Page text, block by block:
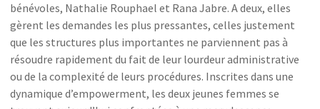
bénévoles, Nathalie Rouphael et Rana Jabre. A deux, elles
gèrent les demandes les plus pressantes, celles justement
que les structures plus importantes ne parviennent pas à
résoudre rapidement du fait de leur lourdeur administrative
ou de la complexité de leurs procédures. Inscrites dans une
dynamique d’empowerment, les deux jeunes femmes se